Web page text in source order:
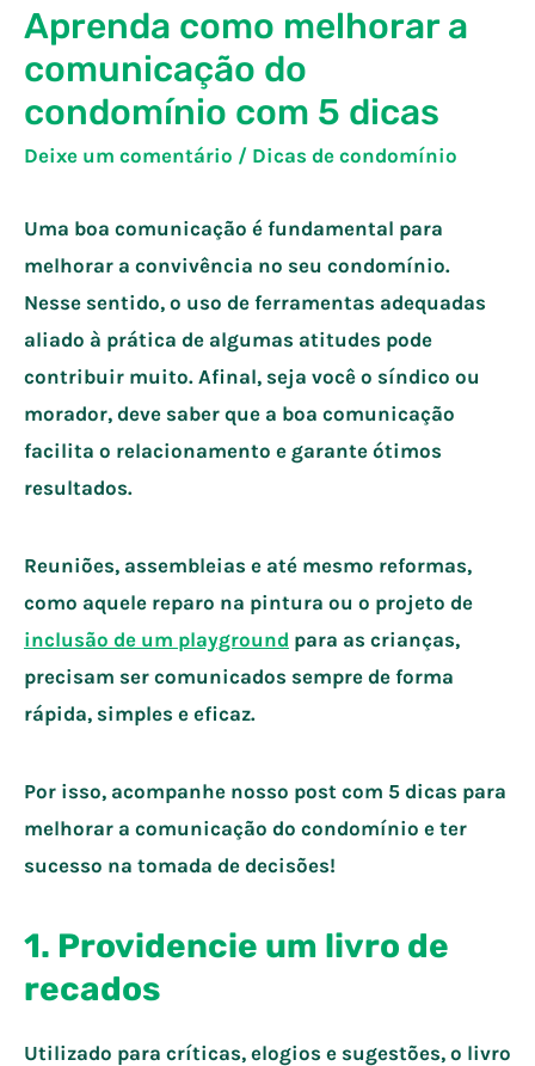
Aprenda como melhorar a
comunicação do
condomínio com 5 dicas
Deixe um comentário / Dicas de condomínio
Uma boa comunicação é fundamental para
melhorar a convivência no seu condomínio.
Nesse sentido, o uso de ferramentas adequadas
aliado à prática de algumas atitudes pode
contribuir muito. Afinal, seja você o síndico ou
morador, deve saber que a boa comunicação
facilita o relacionamento e garante ótimos
resultados.
Reuniões, assembleias e até mesmo reformas,
como aquele reparo na pintura ou o projeto de
inclusão de um playground para as crianças,
precisam ser comunicados sempre de forma
rápida, simples e eficaz.
Por isso, acompanhe nosso post com 5 dicas para
melhorar a comunicação do condomínio e ter
sucesso na tomada de decisões!
1. Providencie um livro de
recados
Utilizado para críticas, elogios e sugestões, o livro